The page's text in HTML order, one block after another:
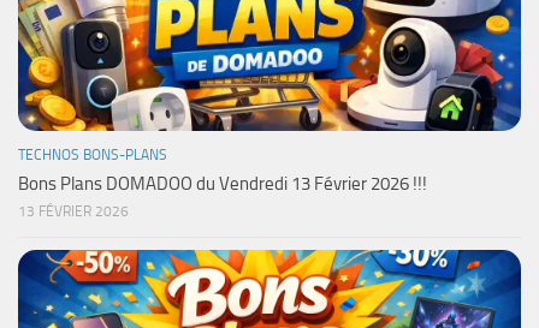
TECHNOS BONS-PLANS
Bons Plans DOMADOO du Vendredi 13 Février 2026 !!!
13 FÉVRIER 2026